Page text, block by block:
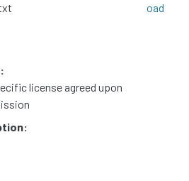
license agreed upon
oad